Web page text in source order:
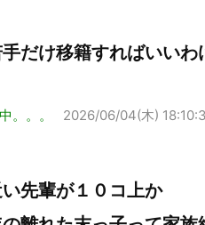
だけ移籍すればいいわ
。。。 2026/06/04(木)
先輩が１０コ上か